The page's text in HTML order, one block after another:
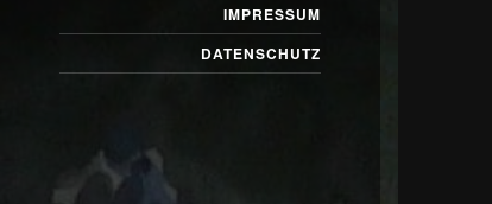
IMPRESSUM
DATENSCHUTZ